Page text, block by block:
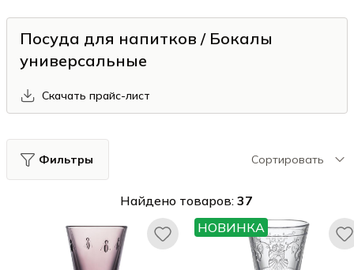
Посуда для напитков / Бокалы
универсальные
Скачать прайс-лист
Фильтры Сортировать
Найдено товаров: 37
НОВИНКА